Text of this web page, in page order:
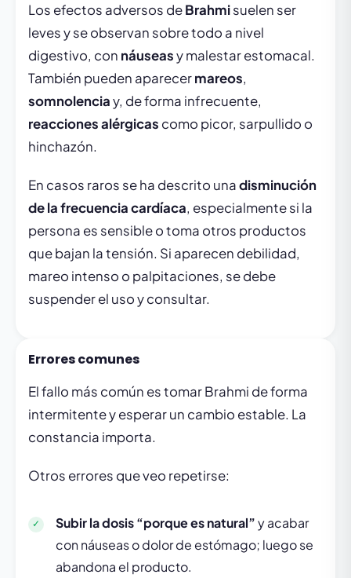
Los efectos adversos deBrahmisuelen ser
leves y se observan sobre todo a nivel
digestivo, con náuseasy malestar estomacal.
También pueden aparecermareos,
somnolenciay, de forma infrecuente,
reacciones alérgicas como picor, sarpullido o
hinchazón.
En casos raros se ha descrito unadisminución
de la frecuencia cardíaca, especialmente si la
persona es sensible o toma otros productos
que bajan la tensión. Si aparecen debilidad,
mareo intenso o palpitaciones, se debe
suspender el uso y consultar.
Errores comunes
El fallo más común es tomar Brahmi de forma
intermitente y esperar un cambio estable. La
constancia importa.
Otros errores que veo repetirse:
Subir la dosis “porque es natural”y acabar
con náuseas o dolor de estómago; luego se
abandona el producto.